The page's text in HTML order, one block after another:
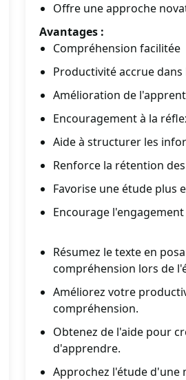
Offre une approche
Avantages :
Compréhension facilitée
Productivité accrue dans
Amélioration de
Encouragement à la
Aide à structurer les
Renforce la rétention
Favorise une étude plus
Encourage
Résumez le texte en
compréhension lors de
Améliorez votre
compréhension.
Obtenez de l'aide pour
d'apprendre.
Approchez l'étude d'une